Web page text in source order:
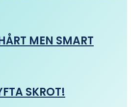
MEN SMART
SKROT!